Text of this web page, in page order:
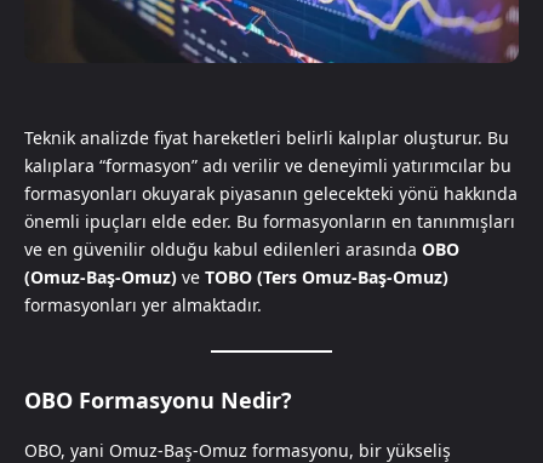
Teknik analizde fiyat hareketleri belirli kalıplar oluşturur. Bu
kalıplara “formasyon” adı verilir ve deneyimli yatırımcılar bu
formasyonları okuyarak piyasanın gelecekteki yönü hakkında
önemli ipuçları elde eder. Bu formasyonların en tanınmışları
ve en güvenilir olduğu kabul edilenleri arasında OBO
(Omuz-Baş-Omuz) ve TOBO (Ters Omuz-Baş-Omuz)
formasyonları yer almaktadır.
OBO Formasyonu Nedir?
OBO, yani Omuz-Baş-Omuz formasyonu, bir yükseliş